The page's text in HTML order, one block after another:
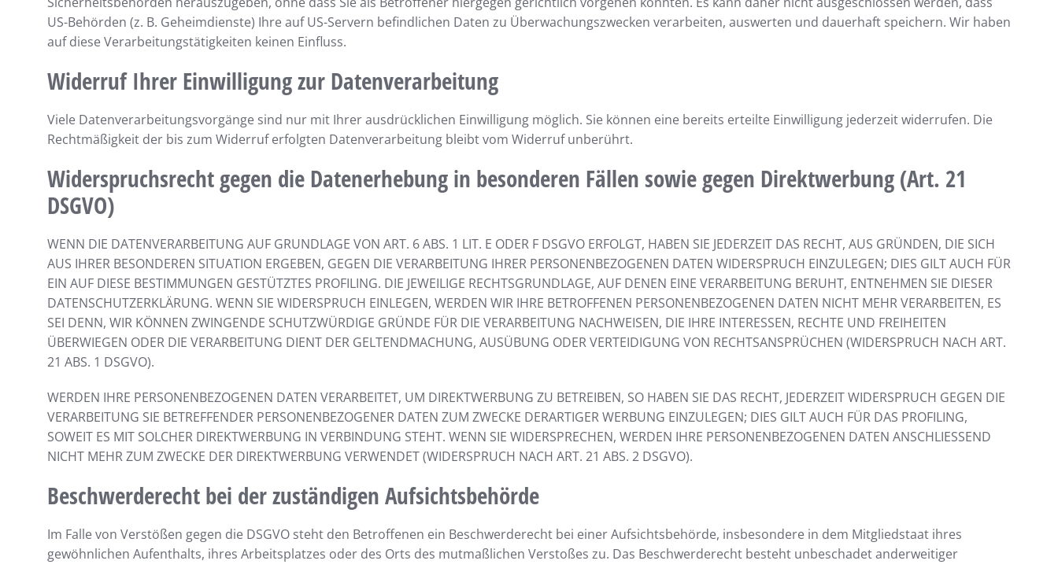
US-Behörden (z. B. Geheimdienste) Ihre auf US-Servern befindlichen Daten zu Überwachungszwecken verarbeiten, auswerten und dauerhaft speichern. Wir haben
auf diese Verarbeitungstätigkeiten keinen Einfluss.
Widerruf Ihrer Einwilligung zur Datenverarbeitung
Viele Datenverarbeitungsvorgänge sind nur mit Ihrer ausdrücklichen Einwilligung möglich. Sie können eine bereits erteilte Einwilligung jederzeit widerrufen. Die
Rechtmäßigkeit der bis zum Widerruf erfolgten Datenverarbeitung bleibt vom Widerruf unberührt.
Widerspruchsrecht gegen die Datenerhebung in besonderen Fällen sowie gegen Direktwerbung (Art. 21
DSGVO)
WENN DIE DATENVERARBEITUNG AUF GRUNDLAGE VON ART. 6 ABS. 1 LIT. E ODER F DSGVO ERFOLGT, HABEN SIE JEDERZEIT DAS RECHT, AUS GRÜNDEN, DIE SICH
AUS IHRER BESONDEREN SITUATION ERGEBEN, GEGEN DIE VERARBEITUNG IHRER PERSONENBEZOGENEN DATEN WIDERSPRUCH EINZULEGEN; DIES GILT AUCH FÜR
EIN AUF DIESE BESTIMMUNGEN GESTÜTZTES PROFILING. DIE JEWEILIGE RECHTSGRUNDLAGE, AUF DENEN EINE VERARBEITUNG BERUHT, ENTNEHMEN SIE DIESER
DATENSCHUTZERKLÄRUNG. WENN SIE WIDERSPRUCH EINLEGEN, WERDEN WIR IHRE BETROFFENEN PERSONENBEZOGENEN DATEN NICHT MEHR VERARBEITEN, ES
SEI DENN, WIR KÖNNEN ZWINGENDE SCHUTZWÜRDIGE GRÜNDE FÜR DIE VERARBEITUNG NACHWEISEN, DIE IHRE INTERESSEN, RECHTE UND FREIHEITEN
ÜBERWIEGEN ODER DIE VERARBEITUNG DIENT DER GELTENDMACHUNG, AUSÜBUNG ODER VERTEIDIGUNG VON RECHTSANSPRÜCHEN (WIDERSPRUCH NACH ART.
21 ABS. 1 DSGVO).
WERDEN IHRE PERSONENBEZOGENEN DATEN VERARBEITET, UM DIREKTWERBUNG ZU BETREIBEN, SO HABEN SIE DAS RECHT, JEDERZEIT WIDERSPRUCH GEGEN DIE
VERARBEITUNG SIE BETREFFENDER PERSONENBEZOGENER DATEN ZUM ZWECKE DERARTIGER WERBUNG EINZULEGEN; DIES GILT AUCH FÜR DAS PROFILING,
SOWEIT ES MIT SOLCHER DIREKTWERBUNG IN VERBINDUNG STEHT. WENN SIE WIDERSPRECHEN, WERDEN IHRE PERSONENBEZOGENEN DATEN ANSCHLIESSEND
NICHT MEHR ZUM ZWECKE DER DIREKTWERBUNG VERWENDET (WIDERSPRUCH NACH ART. 21 ABS. 2 DSGVO).
Beschwerde­recht bei der zuständigen Aufsichts­behörde
Im Falle von Verstößen gegen die DSGVO steht den Betroffenen ein Beschwerderecht bei einer Aufsichtsbehörde, insbesondere in dem Mitgliedstaat ihres
gewöhnlichen Aufenthalts, ihres Arbeitsplatzes oder des Orts des mutmaßlichen Verstoßes zu. Das Beschwerderecht besteht unbeschadet anderweitiger